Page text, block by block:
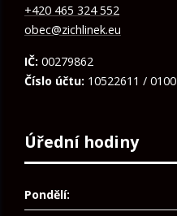
+420 465 324 552
obec@zichlinek.eu
IČ: 00279862
Číslo účtu: 10522611 / 0100
Úřední hodiny
Pondělí: